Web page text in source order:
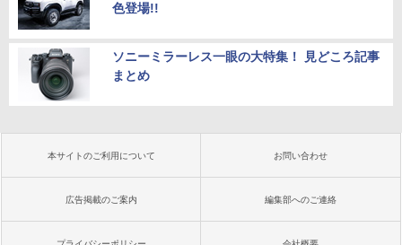
色登場!!
ソニーミラーレス一眼の大特集！ 見どころ記事
まとめ
本サイトのご利用について お問い合わせ
広告掲載のご案内 編集部へのご連絡